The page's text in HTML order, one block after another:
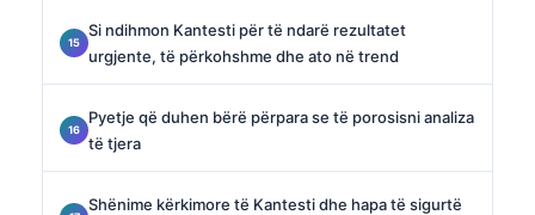
Si ndihmon Kantesti për të ndarë rezultatet
urgjente, të përkohshme dhe ato në trend
Pyetje që duhen bërë përpara se të porosisni analiza
të tjera
Shënime kërkimore të Kantesti dhe hapa të sigurtë